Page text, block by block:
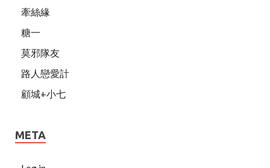
牽絲緣
糖一
莫邪隊友
路人戀愛計
顧城+小七
META